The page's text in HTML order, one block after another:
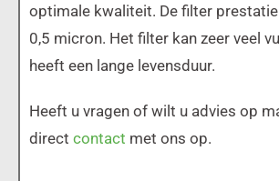
optimale kwaliteit. De filter
0,5 micron. Het filter kan zeer veel
heeft een lange levensduur.
Heeft u vragen of wilt u advies op
direct contact met ons op.